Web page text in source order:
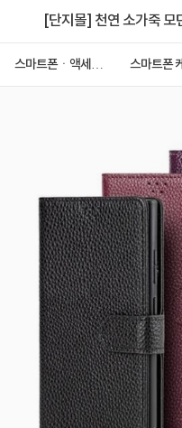
[단지몰] 천연 소가죽 모
스마트폰ㆍ액세서
스마트폰